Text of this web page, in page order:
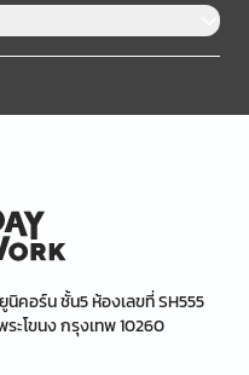
นิคอร์น ชั้น5 ห้องเลขที่ SH555
ะโขนง กรุงเทพ 10260